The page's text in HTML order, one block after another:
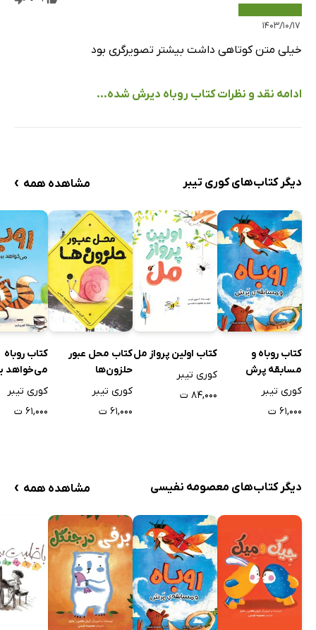
۱۴۰۳/۱۰/۱۷
خیلی متن کوتاهی داشت بیشتر تصویرگری بود
ادامه نقد و نظرات کتاب روباه دیرش شده...
دیگر کتاب‌های کوری تیبر مشاهده همه ›
کتاب روباه و
مسابقه پرش
کوری تیبر
۶۱,۰۰۰ ت
کتاب اولین پرواز مل
کوری تیبر
۸۴,۰۰۰ ت
کتاب محل عبور
حلزون‌ها
کوری تیبر
۶۱,۰۰۰ ت
کتاب روباه
می‌خواهد
کوری تیبر
۶۱,۰۰۰ ت
دیگر کتاب‌های معصومه نفیسی مشاهده همه ›